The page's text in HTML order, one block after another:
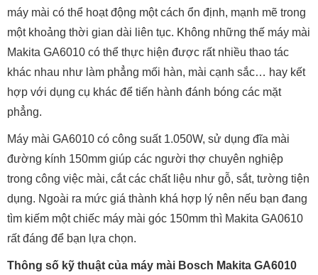
máy mài có thể hoạt động một cách ổn định, mạnh mẽ trong
một khoảng thời gian dài liên tục. Không những thế máy mài
Makita GA6010 có thể thực hiện được rất nhiều thao tác
khác nhau như làm phẳng mối hàn, mài cạnh sắc… hay kết
hợp với dụng cụ khác để tiến hành đánh bóng các mặt
phẳng.
Máy mài GA6010 có công suất 1.050W, sử dụng đĩa mài
đường kính 150mm giúp các người thợ chuyên nghiệp
trong công việc mài, cắt các chất liệu như gỗ, sắt, tường tiện
dụng. Ngoài ra mức giá thành khá hợp lý nên nếu bạn đang
tìm kiếm một chiếc máy mài góc 150mm thì Makita GA0610
rất đáng để bạn lựa chọn.
Thông số kỹ thuật của máy mài Bosch Makita GA6010